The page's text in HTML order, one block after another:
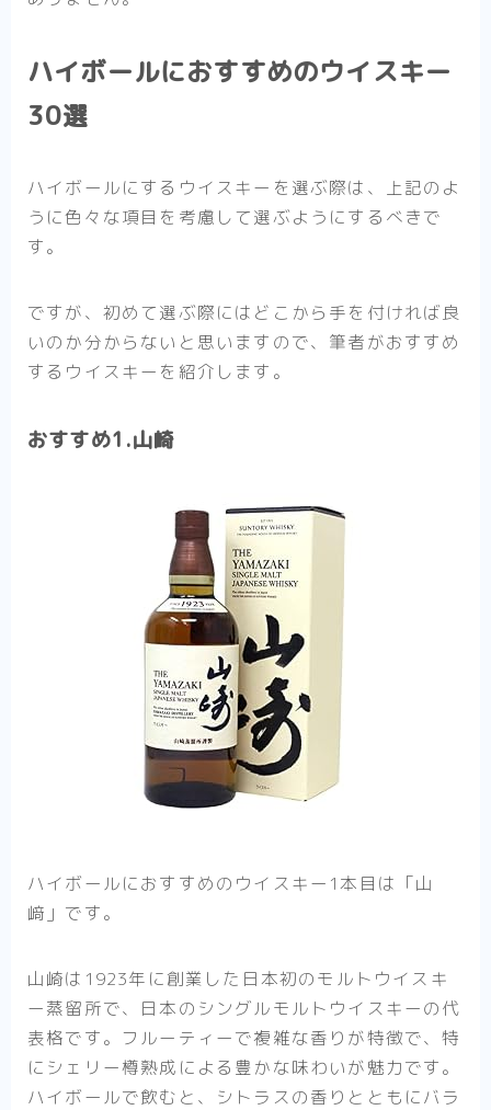
ハイボールにおすすめのウイスキー
30選
ハイボールにするウイスキーを選ぶ際は、上記のよ
うに色々な項目を考慮して選ぶようにするべきで
す。
ですが、初めて選ぶ際にはどこから手を付ければ良
いのか分からないと思いますので、筆者がおすすめ
するウイスキーを紹介します。
おすすめ1.山崎
ハイボールにおすすめのウイスキー1本目は 「山
﨑」 です。
山崎は1923年に創業した日本初のモルトウイスキ
ー蒸留所で、日本のシングルモルトウイスキーの代
表格です。フルーティーで複雑な香りが特徴で、特
にシェリー樽熟成による豊かな味わいが魅力です。
ハイボールで飲むと、シトラスの香りとともにバラ